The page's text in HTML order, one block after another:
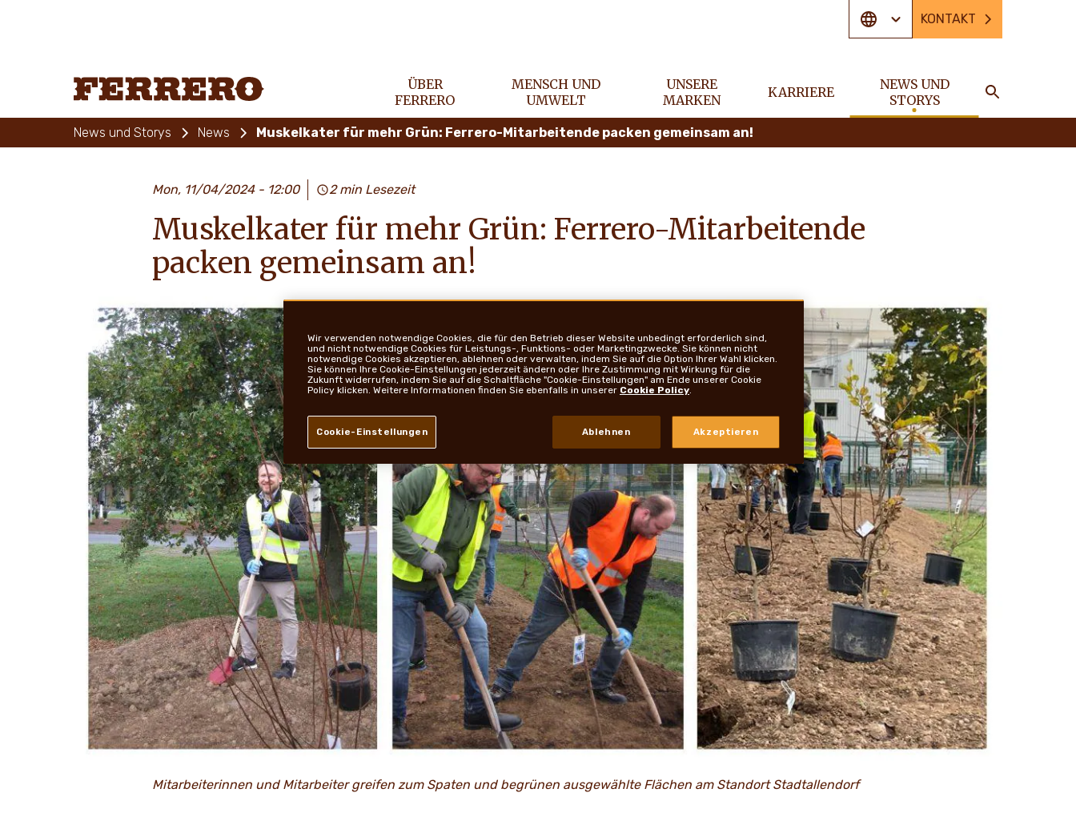
ÜBER
FERRERO
MENSCH UND
UMWELT
UNSERE
MARKEN
KARRIERE
NEWS UND
STORYS
KONTAKT
News und Storys News Muskelkater für mehr Grün: Ferrero-Mitarbeitende packen gemeinsam an!
Mon, 11/04/2024 - 12:00 2 min Lesezeit
Muskelkater für mehr Grün: Ferrero-Mitarbeitende
packen gemeinsam an!
Mitarbeiterinnen und Mitarbeiter greifen zum Spaten und begrünen ausgewählte Flächen am Standort Stadtallendorf
Wir verwenden notwendige Cookies, die für den Betrieb dieser Website unbedingt erforderlich sind,
und nicht notwendige Cookies für Leistungs-, Funktions- oder Marketingzwecke. Sie können nicht
notwendige Cookies akzeptieren, ablehnen oder verwalten, indem Sie auf die Option Ihrer Wahl klicken.
Sie können Ihre Cookie-Einstellungen jederzeit ändern oder Ihre Zustimmung mit Wirkung für die
Zukunft widerrufen, indem Sie auf die Schaltfläche "Cookie-Einstellungen" am Ende unserer Cookie
Policy klicken. Weitere Informationen finden Sie ebenfalls in unserer Cookie Policy.
Cookie-Einstellungen Ablehnen Akzeptieren